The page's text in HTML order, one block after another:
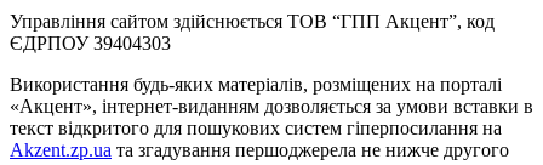
Управління сайтом здійснюється ТОВ “ГПП Акцент”, код
ЄДРПОУ 39404303
Використання будь-яких матеріалів, розміщених на порталі
«Акцент», інтернет-виданням дозволяється за умови вставки в
текст відкритого для пошукових систем гіперпосилання на
Akzent.zp.ua та згадування першоджерела не нижче другого